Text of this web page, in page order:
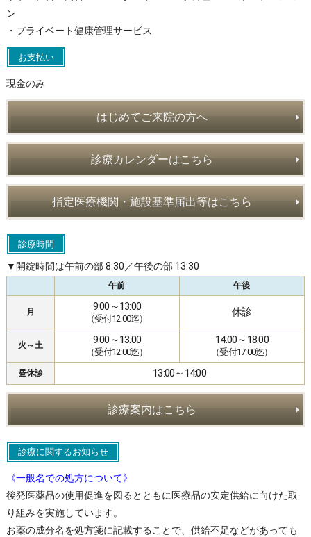
ン
・プライベート健康管理サービス
お支払い
現金のみ
はじめてご来院の方へ
診療カレンダーはこちら
指定医療機関・施設基準届出等はこちら
診療時間
▼開錠時間は午前の部 8:30／午後の部 13:30
午前 午後
月 9:00～13:00
（受付12:00迄）
休診
火～土 9:00～13:00
（受付12:00迄）
14:00～18:00
（受付17:00迄）
昼休診 13:00～14:00
診療案内はこちら
診療に関するお知らせ
《一般名での処方について》
後発医薬品の使用促進を図るとともに医療品の安定供給に向けた取
り組みを実施しています。
お薬の成分名を処方箋に記載することで、供給不足などがあっても